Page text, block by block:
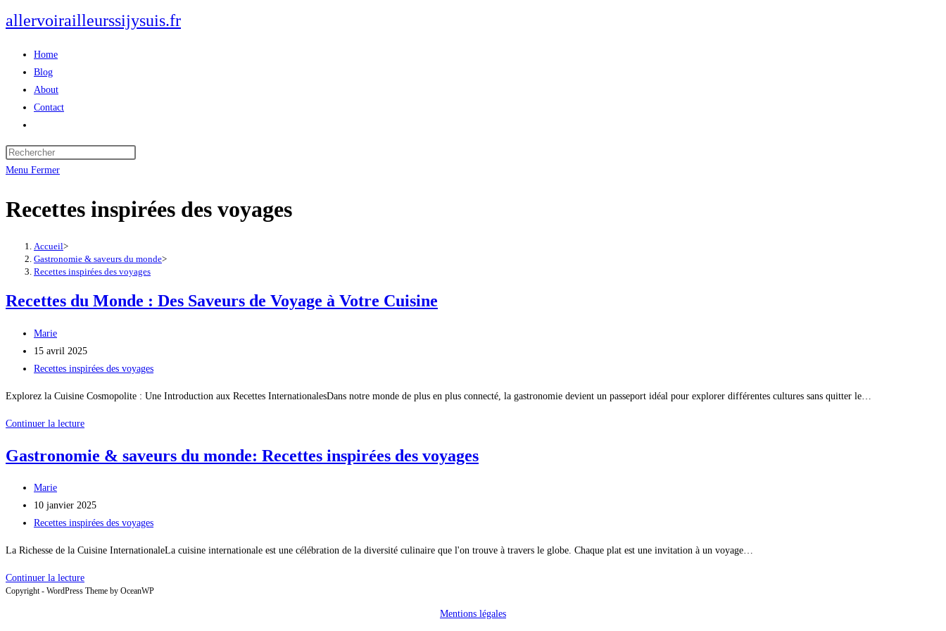
Skip
to
allervoirailleurssijysuis.fr
Home
Blog
About
Contact
search
Menu Fermer
Recettes inspirées des voyages
Accueil>
Gastronomie & saveurs du monde>
Recettes inspirées des voyages
Recettes du Monde : Des Saveurs de Voyage à Votre Cuisine
Auteur/autrice
de
la
Marie
Publication
publiée :
15 avril 2025
Post
Recettes inspirées des voyages
Explorez la Cuisine Cosmopolite : Une Introduction aux Recettes InternationalesDans notre monde de plus en plus connecté, la gastronomie devient un passeport idéal pour explorer différentes cultures sans quitter le…
Continuer la lectureRecettes
Monde
Saveurs
de
Voyage
Votre
Gastronomie & saveurs du monde: Recettes inspirées des voyages
Auteur/autrice
de
la
Marie
Publication
publiée :
10 janvier 2025
Post
Recettes inspirées des voyages
La Richesse de la Cuisine InternationaleLa cuisine internationale est une célébration de la diversité culinaire que l'on trouve à travers le globe. Chaque plat est une invitation à un voyage…
Continuer la lectureGastronomie
&
Copyright - WordPress Theme by OceanWP
Mentions légales